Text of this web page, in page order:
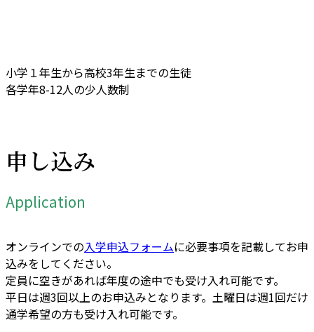
小学１年生から高校3年生までの生徒
各学年8-12人の少人数制
申し込み
Application
オンラインでの入学申込フォームに必要事項を記載してお申
込みをしてください。
定員に空きがあれば年度の途中でも受け入れ可能です。
平日は週3回以上のお申込みとなります。土曜日は週1回だけ
通学希望の方も受け入れ可能です。